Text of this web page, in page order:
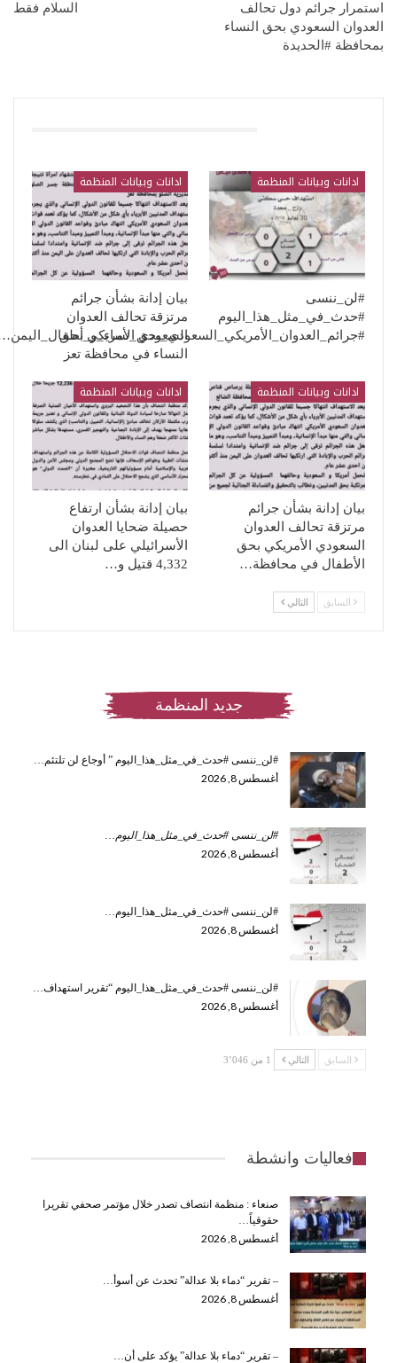
استمرار جرائم دول تحالف
العدوان السعودي بحق النساء
بمحافظة #الحديدة
السلام فقط
ادانات وبيانات المنظمة
#لن_ننسى
#حدث_في_مثل_هذا_اليوم
ادانات وبيانات المنظمة
بيان إدانة بشأن جرائم
مرتزقة تحالف العدوان
السعودي الأمريكي بحق
النساء في محافظة تعز
ادانات وبيانات المنظمة
بيان إدانة بشأن جرائم
مرتزقة تحالف العدوان
السعودي الأمريكي بحق
الأطفال في محافظة…
ادانات وبيانات المنظمة
بيان إدانة بشأن ارتفاع
حصيلة ضحايا العدوان
الأسرائيلي على لبنان الى
4,332 قتيل و…
السابق التالي
جديد المنظمة
#لن_ننسى #حدث_في_مثل_هذا_اليوم ” أوجاع لن تلتئم…
أغسطس 8, 2026
#لن_ننسى #حدث_في_مثل_هذا_اليوم…
أغسطس 8, 2026
#لن_ننسى #حدث_في_مثل_هذا_اليوم…
أغسطس 8, 2026
#لن_ننسى #حدث_في_مثل_هذا_اليوم “تقرير استهداف…
أغسطس 8, 2026
السابق التالي 1 من 3٬046
فعاليات وانشطة
صنعاء : منظمة انتصاف تصدر خلال مؤتمر صحفي تقريرا
حقوقياً…
أغسطس 8, 2026
– تقرير “دماء بلا عدالة” تحدث عن أسوأ…
أغسطس 8, 2026
– تقرير “دماء بلا عدالة” يؤكد على أن…